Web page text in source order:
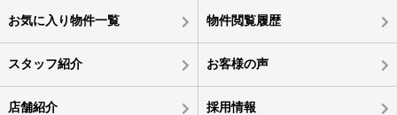
お気に入り物件一覧 物件閲覧履歴
スタッフ紹介 お客様の声
店舗紹介 採用情報